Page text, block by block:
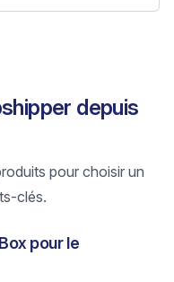
depuis
pour choisir un
clés.
pour le